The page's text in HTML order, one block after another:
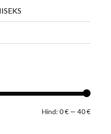
Hind: 0 € — 40 €